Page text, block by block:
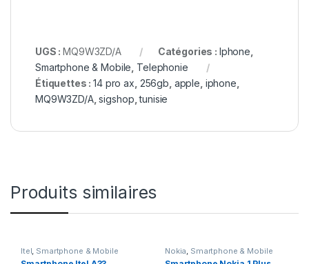
UGS :MQ9W3ZD/A Catégories : Iphone
Smartphone & Mobile Telephonie
Étiquettes :14 pro ax 256gb apple iphone
MQ9W3ZD/A,sigshop ,tunisie
Produits similaires
Itel, Smartphone & Mobile Nokia, Smartphone & Mobile